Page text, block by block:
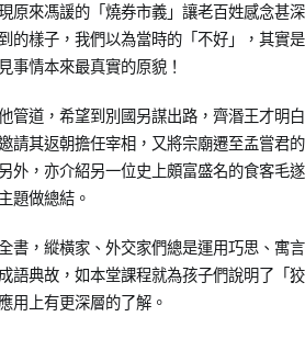
原來馮諼的「燒券市義」讓老百姓感念甚
的樣子，我們以為當時的「不好」，其實
事情本來最真實的原貌！
管道，希望到別國另謀出路，齊湣王才明
請其返朝擔任宰相，又將宗廟遷至孟嘗君
外，亦介紹另一位史上頗富盛名的食客毛
題做總結。
書，縱橫家、外交家們總是運用巧思、寓
語典故，如本堂課程就為孩子們說明了「
用上有更深層的了解。